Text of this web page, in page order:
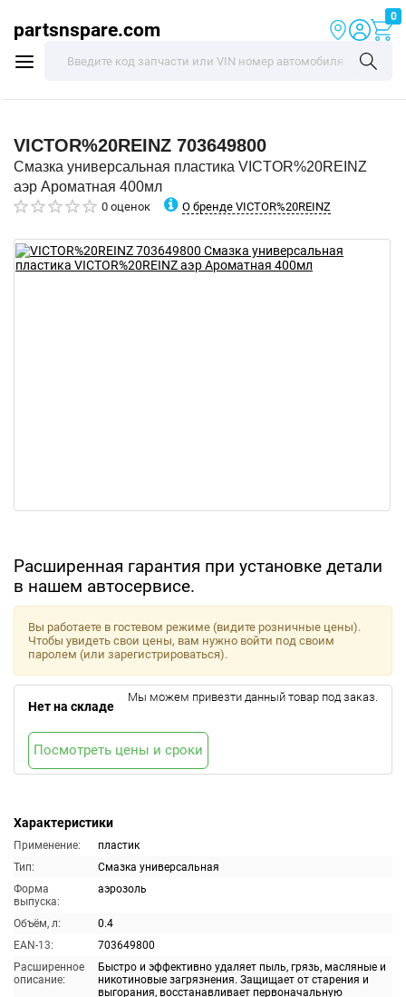
partsnspare.com
0
VICTOR%20REINZ 703649800
Смазка универсальная пластика VICTOR%20REINZ
аэр Ароматная 400мл
0 оценок О бренде VICTOR%20REINZ
Расширенная гарантия при установке детали
в нашем автосервисе.
Характеристики
Применение:
пластик
Тип:
Смазка универсальная
Форма
выпуска:
аэрозоль
Объём, л:
0.4
EAN-13:
703649800
Расширенное
описание:
Быстро и эффективно удаляет пыль, грязь, масляные и
никотиновые загрязнения. Защищает от старения и
выгорания, восстанавливает первоначальную
Вы работаете в гостевом режиме (видите розничные цены).
Чтобы увидеть свои цены, вам нужно войти под своим
паролем (или зарегистрироваться).
Нет на складе
Мы можем привезти данный товар под заказ.
Посмотреть цены и сроки